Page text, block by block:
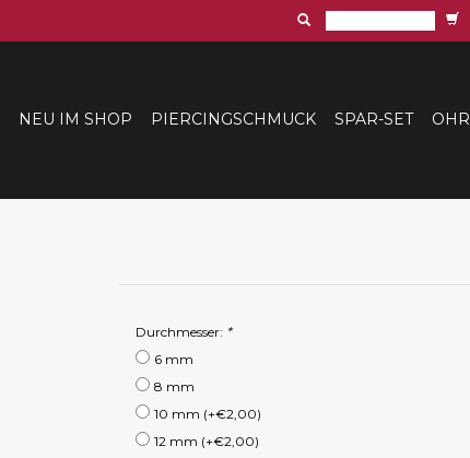
NEU IM SHOP PIERCINGSCHMUCK SPAR-SET
Durchmesser: *
6 mm
8 mm
10 mm (+€2,00)
12 mm (+€2,00)